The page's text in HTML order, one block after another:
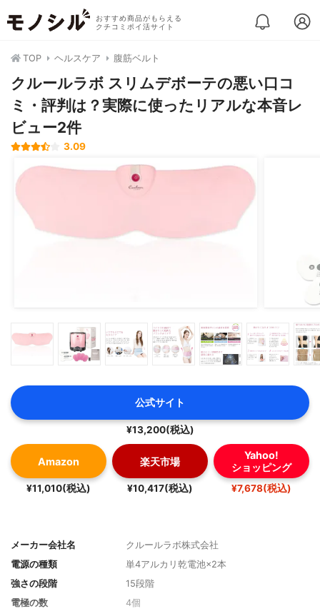
おすすめ商品がもらえる
クチコミポイ活サイト
TOP ヘルスケア 腹筋ベルト
クルールラボ スリムデボーテの悪い口コ
ミ・評判は？実際に使ったリアルな本音レ
ビュー2件
3.09
公式サイト
¥13,200(税込)
Amazon
¥11,010(税込)
楽天市場
¥10,417(税込)
Yahoo!
ショッピング
¥7,678(税込)
メーカー会社名
クルールラボ株式会社
電源の種類
単4アルカリ乾電池×2本
強さの段階
15段階
電極の数
4個